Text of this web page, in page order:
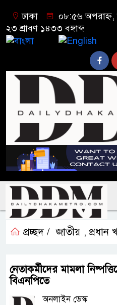
ঢাকা
০৮:৫৬ অপরাহ্ন,
২৩ শ্রাবণ ১৪৩৩ বঙ্গাব্দ
প্রচ্ছদ / জাতীয় , প্রধান
নেতাকর্মীদের মামলা
বিএনপিতে
অনলাইন ডেস্ক